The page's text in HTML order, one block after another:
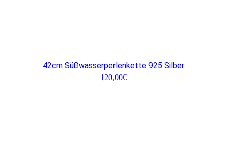
42cm Süßwasserperlenkette 925 Silber
120,00€